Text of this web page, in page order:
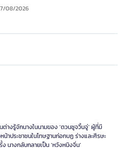
08/2026
างรู้จักนางในนามของ ‘ตวนซูจวิ้นจู่’ ผู้ที่มี
าประชาชนในโทษฐานก่อกบฏ ร่างและศีรษะ
นางกลับกลายเป็น ‘หวังหนิงจิ่น’